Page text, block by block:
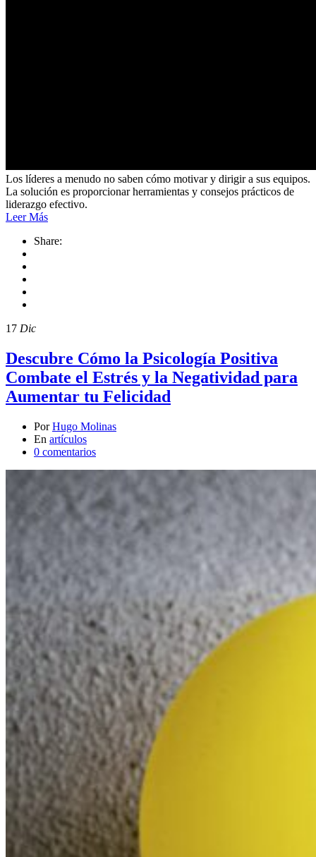
Los líderes a menudo no saben cómo motivar y dirigir a sus equipos.
La solución es proporcionar herramientas y consejos prácticos de
liderazgo efectivo.
Leer Más
Share:
17 Dic
Descubre Cómo la Psicología Positiva
Combate el Estrés y la Negatividad para
Aumentar tu Felicidad
Por Hugo Molinas
En artículos
0 comentarios